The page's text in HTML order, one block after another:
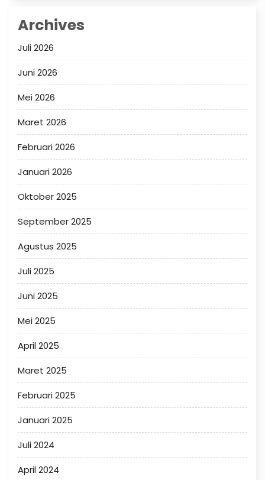
Archives
Juli 2026
Juni 2026
Mei 2026
Maret 2026
Februari 2026
Januari 2026
Oktober 2025
September 2025
Agustus 2025
Juli 2025
Juni 2025
Mei 2025
April 2025
Maret 2025
Februari 2025
Januari 2025
Juli 2024
April 2024